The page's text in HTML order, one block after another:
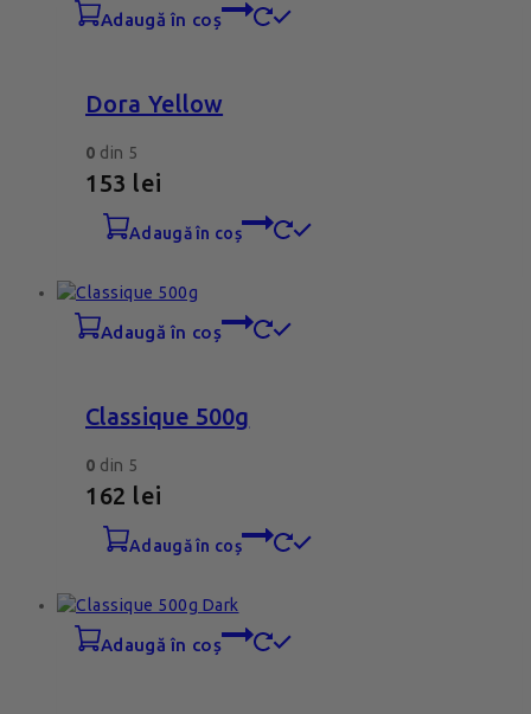
adaugă în coș
Dora Yellow
0 din 5
153 lei
adaugă în coș
adaugă în coș
Classique 500g
0 din 5
162 lei
adaugă în coș
adaugă în coș